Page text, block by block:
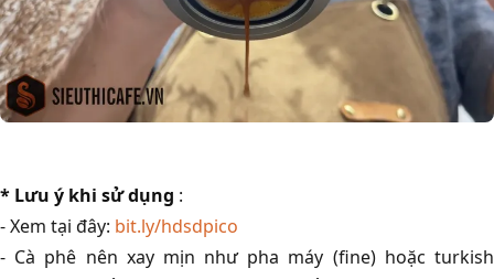
* Lưu ý khi sử dụng :
- Xem tại đây: bit.ly/hdsdpico
- Cà phê nên xay mịn như pha máy (fine) hoặc turkish